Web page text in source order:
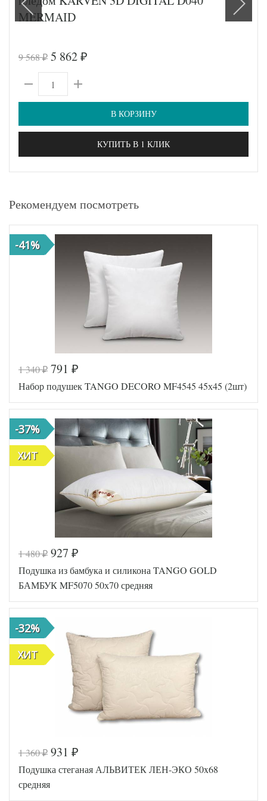
MERMAID
9 568₽ 5 862 ₽
В КОРЗИНУ
КУПИТЬ В 1 КЛИК
Рекомендуем посмотреть
-41%
Код товара
Артикул
TT81385
Плотность
Средняя
подушки
45х45
Наполнитель
Ткань
Полиэстер
Производитель
Tango (Россия)
1 340₽ 791 ₽
Набор подушек TANGO DECORO MF4545 45х45 (2шт)
-37%
ХИТ
Код товара
558-428
Артикул
TT69991
Плотность
1 480₽ 927 ₽
Подушка из бамбука и силикона TANGO GOLD
БАМБУК MF5070 50х70 средняя
-32%
ХИТ
1 360₽ 931 ₽
Подушка стеганая АЛЬВИТЕК ЛЕН-ЭКО 50x68
средняя